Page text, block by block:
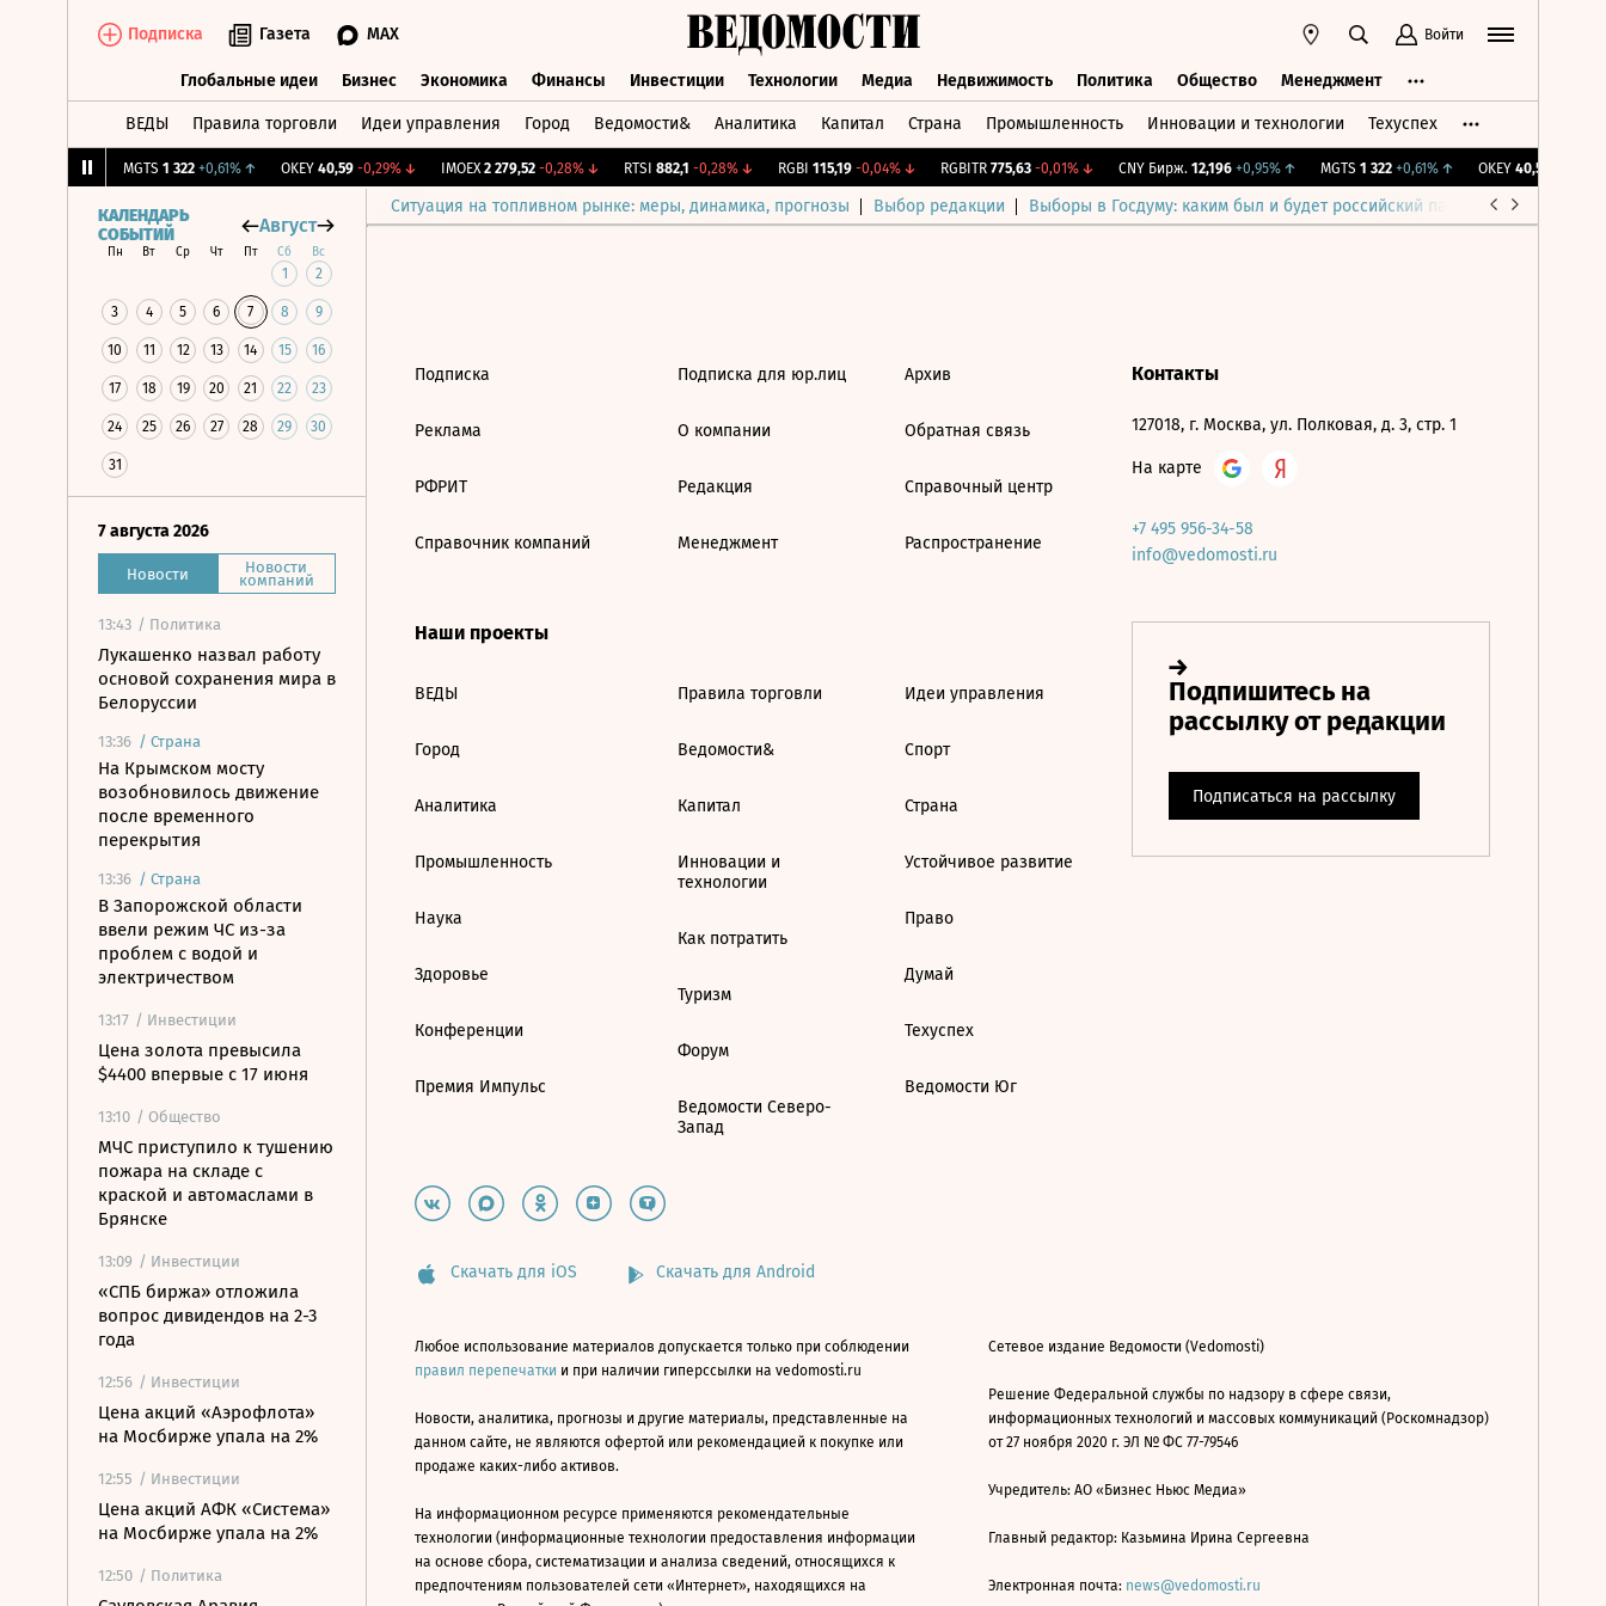
Подписка Газета MAX Войти
Глобальные идеи Бизнес Экономика Финансы Инвестиции Технологии Медиа Недвижимость Политика Общество Менеджмент
ВЕДЫ Правила торговли Идеи управления Город Ведомости& Аналитика Капитал Страна Промышленность Инновации и технологии Техуспех
MGTS 1 322 +0,61%↑ OKEY 40,59 -0,29%↓ IMOEX 2 279,52 -0,28%↓ RTSI 882,1 -0,28%↓ RGBI 115,19 -0,04%↓ RGBITR 775,63 -0,01%↓ CNY Бирж. 12,196 +0,95%↑ MGTS 1 322 +0,61%↑ OKEY 40,59
Ситуация на топливном рынке: меры, динамика, прогнозы Выбор редакции Выборы в Госдуму: каким был и будет российский парламент
КАЛЕНДАРЬ
СОБЫТИЙ
Август
Пн Вт Ср Чт Пт Сб Вс
1 2
3 4 5 6 7 8 9
10 11 12 13 14 15 16
17 18 19 20 21 22 23
24 25 26 27 28 29 30
31
7 августа 2026
Новости Новости
компаний
13:43 / Политика
Лукашенко назвал работу
основой сохранения мира в
Белоруссии
13:36 / Страна
На Крымском мосту
возобновилось движение
после временного
перекрытия
13:36 / Страна
В Запорожской области
ввели режим ЧС из-за
проблем с водой и
электричеством
13:17 / Инвестиции
Цена золота превысила
$4400 впервые с 17 июня
13:10 / Общество
МЧС приступило к тушению
пожара на складе с
краской и автомаслами в
Брянске
13:09 / Инвестиции
«СПБ биржа» отложила
вопрос дивидендов на 2-3
года
12:56 / Инвестиции
Цена акций «Аэрофлота»
на Мосбирже упала на 2%
12:55 / Инвестиции
Цена акций АФК «Система»
на Мосбирже упала на 2%
12:50 / Политика
Подписка
Реклама
РФРИТ
Справочник компаний
Подписка для юр.лиц
О компании
Редакция
Менеджмент
Архив
Обратная связь
Справочный центр
Распространение
Наши проекты
ВЕДЫ
Город
Аналитика
Промышленность
Наука
Здоровье
Конференции
Премия Импульс
Правила торговли
Ведомости&
Капитал
Инновации и
технологии
Как потратить
Туризм
Форум
Ведомости Северо-
Запад
Идеи управления
Спорт
Страна
Устойчивое развитие
Право
Думай
Техуспех
Ведомости Юг
Контакты
127018, г. Москва, ул. Полковая, д. 3, стр. 1
На карте
+7 495 956-34-58
info@vedomosti.ru
Скачать для iOS Скачать для Android
Любое использование материалов допускается только при соблюдении
правил перепечатки и при наличии гиперссылки на vedomosti.ru
Новости, аналитика, прогнозы и другие материалы, представленные на
данном сайте, не являются офертой или рекомендацией к покупке или
продаже каких-либо активов.
На информационном ресурсе применяются рекомендательные
технологии (информационные технологии предоставления информации
на основе сбора, систематизации и анализа сведений, относящихся к
предпочтениям пользователей сети «Интернет», находящихся на
Сетевое издание Ведомости (Vedomosti)
Решение Федеральной службы по надзору в сфере связи,
информационных технологий и массовых коммуникаций (Роскомнадзор)
от 27 ноября 2020 г. ЭЛ № ФС 77-79546
Учредитель: АО «Бизнес Ньюс Медиа»
Главный редактор: Казьмина Ирина Сергеевна
Электронная почта: news@vedomosti.ru